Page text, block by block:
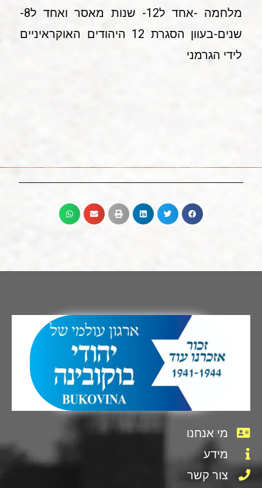
מלחמה -אחד ל12- שנות מאסר ואחד ל8-
שנים-בעוון הסגרת 12 היהודים האוקראיניים
לידי הגרמני
מי אנחנו
מידע
צור קשר